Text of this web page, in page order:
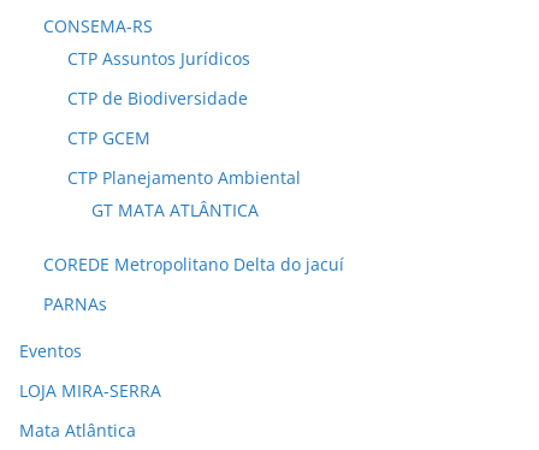
CONSEMA-RS
CTP Assuntos Jurídicos
CTP de Biodiversidade
CTP GCEM
CTP Planejamento Ambiental
GT MATA ATLÂNTICA
COREDE Metropolitano Delta do jacuí
PARNAs
Eventos
LOJA MIRA-SERRA
Mata Atlântica